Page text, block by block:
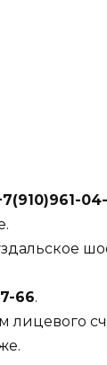
66.
лицевого